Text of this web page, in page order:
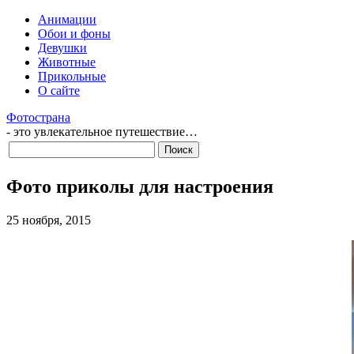
Анимации
Обои и фоны
Девушки
Животные
Прикольные
О сайте
Фотострана
- это увлекательное путешествие…
Фото приколы для настроения
25 ноября, 2015